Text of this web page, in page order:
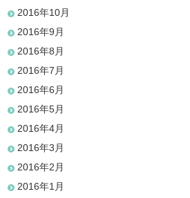
2016年10月
2016年9月
2016年8月
2016年7月
2016年6月
2016年5月
2016年4月
2016年3月
2016年2月
2016年1月